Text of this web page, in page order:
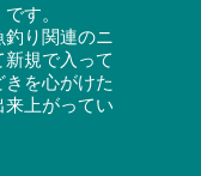
す。
り関連のニ
新規で入って
きを心がけた
上がってい